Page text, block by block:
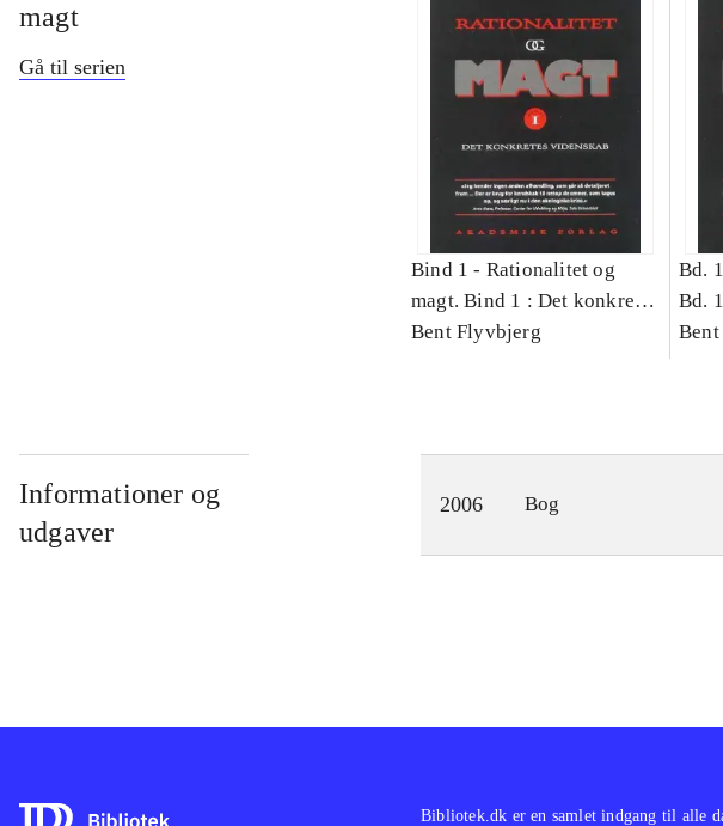
magt
Gå til serien
Bind 1 - Rationalitet og
magt. Bind 1 : Det konkretes
videnskab
Bent Flyvbjerg
Bd.
Bd.
Informationer og
udgaver
2006 Bog
Bibliotek.dk er en samlet indgang til alle